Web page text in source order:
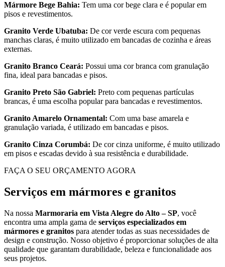
Mármore Bege Bahia: Tem uma cor bege clara e é popular em
pisos e revestimentos.
Granito Verde Ubatuba: De cor verde escura com pequenas
manchas claras, é muito utilizado em bancadas de cozinha e áreas
externas.
Granito Branco Ceará: Possui uma cor branca com granulação
fina, ideal para bancadas e pisos.
Granito Preto São Gabriel: Preto com pequenas partículas
brancas, é uma escolha popular para bancadas e revestimentos.
Granito Amarelo Ornamental: Com uma base amarela e
granulação variada, é utilizado em bancadas e pisos.
Granito Cinza Corumbá: De cor cinza uniforme, é muito utilizado
em pisos e escadas devido à sua resistência e durabilidade.
FAÇA O SEU ORÇAMENTO AGORA
Serviços em mármores e granitos
Na nossa Marmoraria em Vista Alegre do Alto – SP, você
encontra uma ampla gama de serviços especializados em
mármores e granitos para atender todas as suas necessidades de
design e construção. Nosso objetivo é proporcionar soluções de alta
qualidade que garantam durabilidade, beleza e funcionalidade aos
seus projetos.